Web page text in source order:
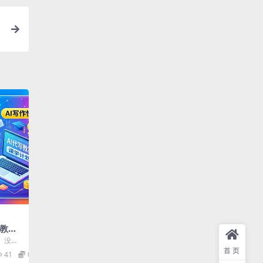
子
没技
。 这
41 0.99 首页